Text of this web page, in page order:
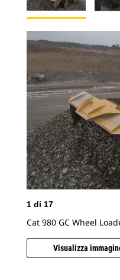
1 di 17
Cat 980 GC Wheel
Visualizza